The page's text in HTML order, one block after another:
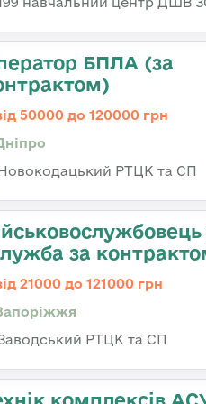
БПЛА (за
50000 до 120000 грн
РТЦК та СП
за
21000 до 121000 грн
РТЦК та СП
комплексів